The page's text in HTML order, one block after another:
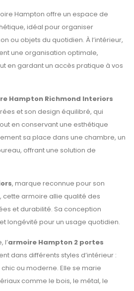
Hampton offre un espace de
idéal pour organiser
ou objets du quotidien. À l’intérieur,
une organisation optimale,
en gardant un accès pratique à vos
Hampton Richmond Interiors
et son design équilibré, qui
en conservant une esthétique
sa place dans une chambre, un
offrant une solution de
, marque reconnue pour son
armoire allie qualité des
et durabilité. Sa conception
longévité pour un usage quotidien.
l’armoire Hampton 2 portes
dans différents styles d’intérieur :
ou moderne. Elle se marie
comme le bois, le métal, le